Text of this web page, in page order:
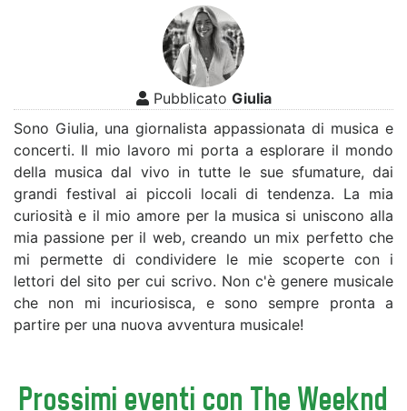
Pubblicato Giulia
Sono Giulia, una giornalista appassionata di musica e
concerti. Il mio lavoro mi porta a esplorare il mondo
della musica dal vivo in tutte le sue sfumature, dai
grandi festival ai piccoli locali di tendenza. La mia
curiosità e il mio amore per la musica si uniscono alla
mia passione per il web, creando un mix perfetto che
mi permette di condividere le mie scoperte con i
lettori del sito per cui scrivo. Non c'è genere musicale
che non mi incuriosisca, e sono sempre pronta a
partire per una nuova avventura musicale!
Prossimi eventi con The Weeknd